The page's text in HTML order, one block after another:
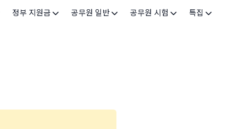
정부 지원금 공무원 일반 공무원 시험 특집